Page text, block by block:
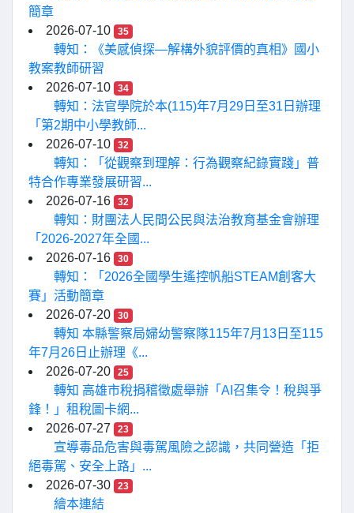
簡章
2026-07-10
35
轉知：《美感偵探—解構外貌評價的真相》國小
教案教師研習
2026-07-10
34
轉知：法官學院於本(115)年7月29日至31日辦理
「第2期中小學教師...
2026-07-10
32
轉知：「從觀察到理解：行為觀察紀錄實踐」普
特合作專業發展研習...
2026-07-16
32
轉知：財團法人民間公民與法治教育基金會辦理
「2026-2027年全國...
2026-07-16
30
轉知：「2026全國學生遙控帆船STEAM創客大
賽」活動簡章
2026-07-20
30
轉知 本縣警察局婦幼警察隊115年7月13日至115
年7月26日止辦理《...
2026-07-20
25
轉知 高雄市稅捐稽徵處舉辦「AI召集令！稅與爭
鋒！」租稅圖卡網...
2026-07-27
23
宣導毒品危害與毒駕風險之認識，共同營造「拒
絕毒駕、安全上路」...
2026-07-30
23
繪本連結